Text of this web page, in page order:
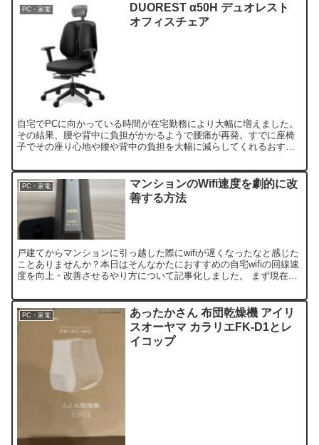
PC・家電
DUOREST α50H デュオレスト
オフィスチェア
自宅でPCに向かっている時間が在宅勤務により大幅に増えました。
その結果、腰や背中に負担がかかるようで腰痛が再発。すでに座椅
子でその座り心地や腰や背中の負担を大幅に減らしてくれるおすす
PC・家電
マンションのWifi速度を劇的に改
善する方法
戸建てからマンションに引っ越した際にwifiが遅くなったなと感じた
ことありませんか？本日はそんなかたにおすすめの自宅wifiの回線速
度を向上・改善させるやり方について記事化しました。 まず現在の
PC・家電
あったかさん 布団乾燥機 アイリ
スオーヤマ カラリエFK-D1とレ
イコップ